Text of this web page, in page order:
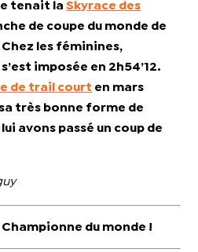
tenait laSkyrace des
de coupe du monde de
les féminines,
imposée en 2h54’12.
de trail court en mars
très bonne forme de
avons passé un coup de
du monde !